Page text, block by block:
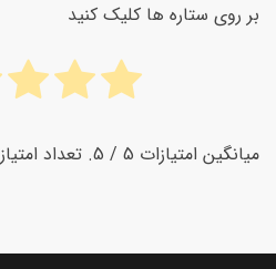
بر روی ستاره ها کلیک کنید
میانگین امتیازات 5 / 5. تعداد امتیازات